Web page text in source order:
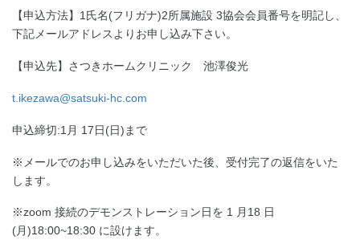
【申込方法】1氏名(フリガナ)2所属施設 3協会会員番号を明記し、
下記メールアドレスよりお申し込み下さい。
【申込先】さつきホームクリニック 池澤俊光
t.ikezawa@satsuki-hc.com
申込締切:1月 17日(日)まで
※メールでのお申し込みをいただいた後、受付完了の返信をいた
します。
※zoom 接続のデモンストレーション日を 1 月18 日
(月)18:00~18:30 に設けます。